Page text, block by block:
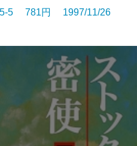
5 781円 1997/11/26